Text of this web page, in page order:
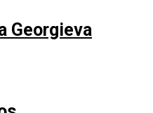
Georgieva